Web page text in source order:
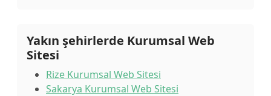
Yakın şehirlerde Kurumsal Web
Sitesi
Rize Kurumsal Web Sitesi
Sakarya Kurumsal Web Sitesi